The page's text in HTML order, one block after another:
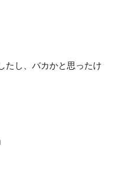
たし、バカかと思ったけ